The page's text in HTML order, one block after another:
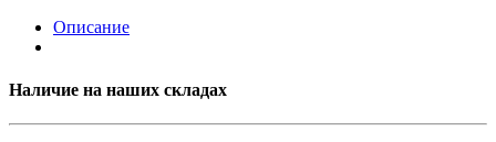
Описание
Наличие на наших складах